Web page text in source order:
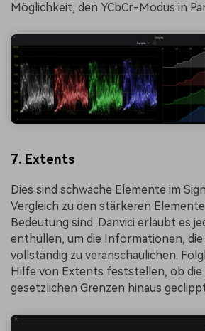
Möglichkeit, den YCbCr-Modus in
7. Extents
Dies sind schwache Elemente im
Vergleich zu den stärkeren
Bedeutung sind. Danvici erlaubt es
enthüllen, um die Informationen, die
vollständig zu veranschaulichen.
Hilfe von Extents feststellen, ob die
gesetzlichen Grenzen hinaus